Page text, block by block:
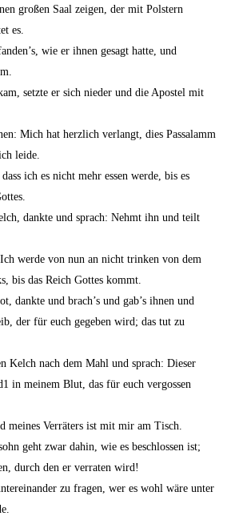
großen Saal zeigen, der mit Polstern
es.
wie er ihnen gesagt hatte, und
setzte er sich nieder und die Apostel mit
Mich hat herzlich verlangt, dies Passalamm
leide.
ich es nicht mehr essen werde, bis es
dankte und sprach: Nehmt ihn und teilt
werde von nun an nicht trinken von dem
bis das Reich Gottes kommt.
dankte und brach’s und gab’s ihnen und
der für euch gegeben wird; das tut zu
Kelch nach dem Mahl und sprach: Dieser
1 in meinem Blut, das für euch vergossen
meines Verräters ist mit mir am Tisch.
geht zwar dahin, wie es beschlossen ist;
durch den er verraten wird!
zu fragen, wer es wohl wäre unter